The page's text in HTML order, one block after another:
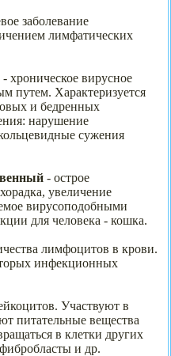
заболевание
лимфатических
- хроническое вирусное
путем. Характеризуется
и бедренных
нарушение
сужения
- острое
увеличение
вирусоподобными
для человека - кошка.
лимфоцитов в крови.
инфекционных
Участвуют в
питательные вещества
в клетки других
и др.